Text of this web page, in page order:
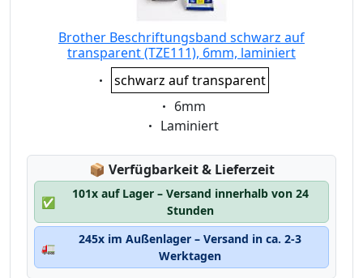
Brother Beschriftungsband schwarz auf
transparent (TZE111), 6mm, laminiert
Eigenschaft:
schwarz auf transparent
Eigenschaft:
6mm
Eigenschaft:
Laminiert
📦 Lagerstatus:
Verfügbarkeit & Lieferzeit
✅
101x auf Lager – Versand innerhalb von 24
Stunden
🚛
245x im Außenlager – Versand in ca. 2-3
Werktagen